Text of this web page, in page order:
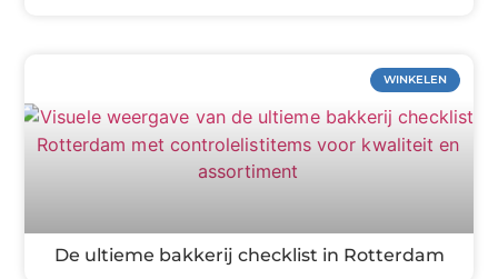
WINKELEN
De ultieme bakkerij checklist in Rotterdam